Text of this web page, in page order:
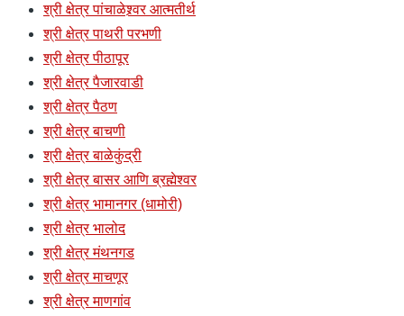
श्री क्षेत्र पांचाळेश्र्वर आत्मतीर्थ
श्री क्षेत्र पाथरी परभणी
श्री क्षेत्र पीठापूर
श्री क्षेत्र पैजारवाडी
श्री क्षेत्र पैठण
श्री क्षेत्र बाचणी
श्री क्षेत्र बाळेकुंद्री
श्री क्षेत्र बासर आणि ब्रह्मेश्वर
श्री क्षेत्र भामानगर (धामोरी)
श्री क्षेत्र भालोद
श्री क्षेत्र मंथनगड
श्री क्षेत्र माचणूर
श्री क्षेत्र माणगांव